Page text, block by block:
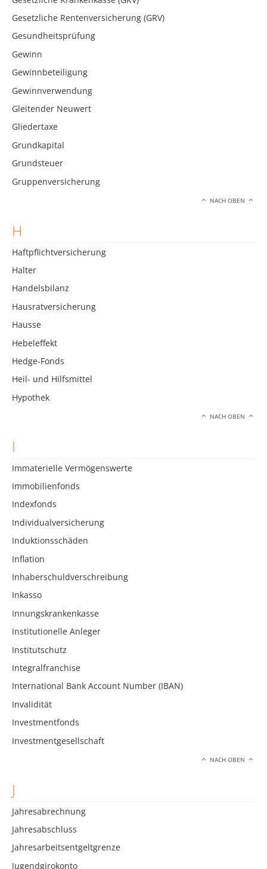
Gesetzliche Rentenversicherung (GRV)
Gesundheitsprüfung
Gewinn
Gewinnbeteiligung
Gewinnverwendung
Gleitender Neuwert
Gliedertaxe
Grundkapital
Grundsteuer
Gruppenversicherung
NACH OBEN
H
Haftpflichtversicherung
Halter
Handelsbilanz
Hausratversicherung
Hausse
Hebeleffekt
Hedge-Fonds
Heil- und Hilfsmittel
Hypothek
NACH OBEN
I
Immaterielle Vermögenswerte
Immobilienfonds
Indexfonds
Individualversicherung
Induktionsschäden
Inflation
Inhaberschuldverschreibung
Inkasso
Innungskrankenkasse
Institutionelle Anleger
Institutschutz
Integralfranchise
International Bank Account Number (IBAN)
Invalidität
Investmentfonds
Investmentgesellschaft
NACH OBEN
J
Jahresabrechnung
Jahresabschluss
Jahresarbeitsentgeltgrenze
Jugendgirokonto